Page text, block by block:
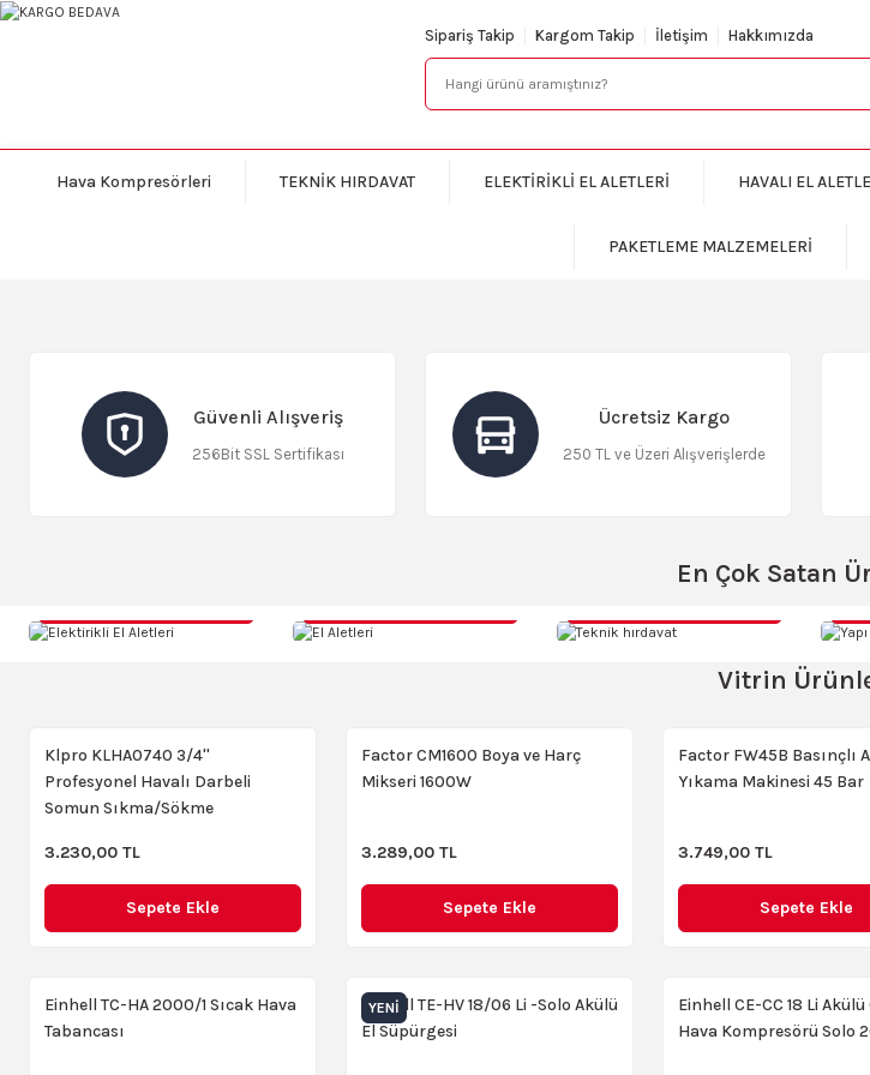
Sipariş Takip Kargom Takip İletişim Hakkımızda
Hava Kompresörleri TEKNİK HIRDAVAT ELEKTİRİKLİ EL ALETLERİ HAVALI EL
PAKETLEME MALZEMELERİ
Güvenli Alışveriş
256Bit SSL Sertifikası
Ücretsiz Kargo
250 TL ve Üzeri Alışverişlerde
En Çok Satan
YENI
Einhell Akülü İlaçlama GE-WS 18/75 Li-Solo Power X-Change (Lityum-İyon, Otomatik Pompa, Şeffaf Tank,
Einhell TP-18V Twin Pack BL Kömürsüz Akülü Matkap -Akülü Vidalama 2x2.0ah Çantalı Set
Sepete Ekle
LUTIAN
Teknik hırdavat
Vitrin
Klpro KLHA0740 3/4''
Profesyonel Havalı Darbeli
Somun Sıkma/Sökme
3.230,00 TL
Sepete Ekle
Factor CM1600 Boya ve Harç
Mikseri 1600W
3.289,00 TL
Sepete Ekle
Factor FW45B Basınçlı
Yıkama Makinesi 45 Bar
3.749,00 TL
Sepete Ekle
Einhell TC-HA 2000/1 Sıcak Hava
Tabancası
YENI
Einhell TE-HV 18/06 Li -Solo Akülü
El Süpürgesi
Einhell CE-CC 18 Li Akülü
Hava Kompresörü Solo